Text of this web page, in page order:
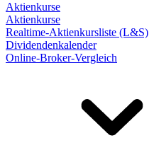
Aktienkurse
Aktienkurse
Realtime-Aktienkursliste (L&S)
Dividendenkalender
Online-Broker-Vergleich